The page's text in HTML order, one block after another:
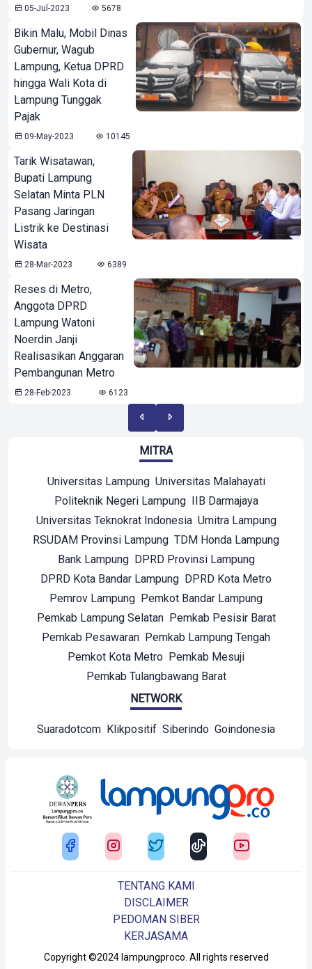
05-Jul-2023 5678
Bikin Malu, Mobil Dinas
Gubernur, Wagub
Lampung, Ketua DPRD
hingga Wali Kota di
Lampung Tunggak
Pajak
09-May-2023 10145
Tarik Wisatawan,
Bupati Lampung
Selatan Minta PLN
Pasang Jaringan
Listrik ke Destinasi
Wisata
28-Mar-2023 6389
Reses di Metro,
Anggota DPRD
Lampung Watoni
Noerdin Janji
Realisasikan Anggaran
Pembangunan Metro
28-Feb-2023 6123
MITRA
Universitas Lampung Universitas Malahayati
Politeknik Negeri Lampung IIB Darmajaya
Universitas Teknokrat Indonesia Umitra Lampung
RSUDAM Provinsi Lampung TDM Honda Lampung
Bank Lampung DPRD Provinsi Lampung
DPRD Kota Bandar Lampung DPRD Kota Metro
Pemrov Lampung Pemkot Bandar Lampung
Pemkab Lampung Selatan Pemkab Pesisir Barat
Pemkab Pesawaran Pemkab Lampung Tengah
Pemkot Kota Metro Pemkab Mesuji
Pemkab Tulangbawang Barat
NETWORK
Suaradotcom Klikpositif Siberindo Goindonesia
Copyright ©2024 lampungproco. All rights reserved
TENTANG KAMI
DISCLAIMER
PEDOMAN SIBER
KERJASAMA